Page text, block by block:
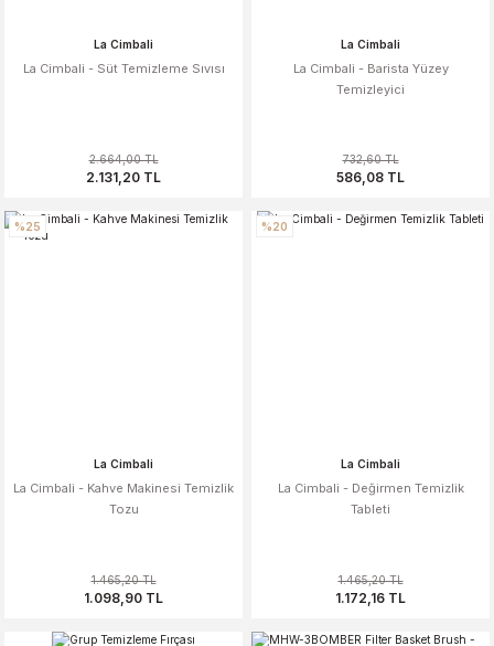
La Cimbali
La Cimbali - Süt Temizleme Sıvısı
2.664,00 TL
2.131,20 TL
La Cimbali
La Cimbali - Barista Yüzey
Temizleyici
732,60 TL
586,08 TL
%25
La Cimbali
La Cimbali - Kahve Makinesi Temizlik
Tozu
1.465,20 TL
1.098,90 TL
%20
La Cimbali
La Cimbali - Değirmen Temizlik
Tableti
1.465,20 TL
1.172,16 TL